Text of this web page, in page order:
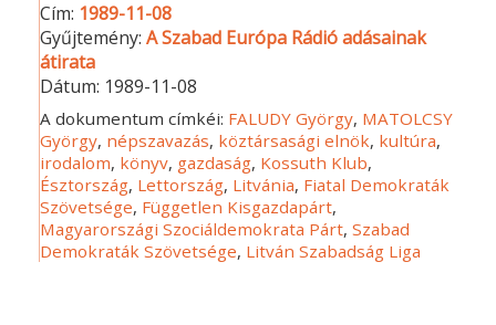
Cím: 1989-11-08
Gyűjtemény:A Szabad Európa Rádió adásainak
átirata
Dátum: 1989-11-08
A dokumentum címkéi: FALUDY György, MATOLCSY
György, népszavazás, köztársasági elnök, kultúra,
irodalom, könyv, gazdaság, Kossuth Klub,
Észtország, Lettország, Litvánia, Fiatal Demokraták
Szövetsége, Független Kisgazdapárt,
Magyarországi Szociáldemokrata Párt,Szabad
Demokraták Szövetsége, Litván Szabadság Liga